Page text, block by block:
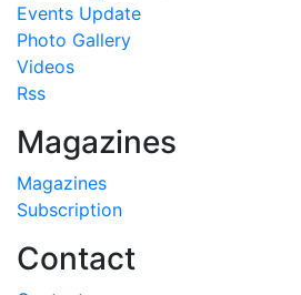
Events Update
Photo Gallery
Videos
Rss
Magazines
Magazines
Subscription
Contact